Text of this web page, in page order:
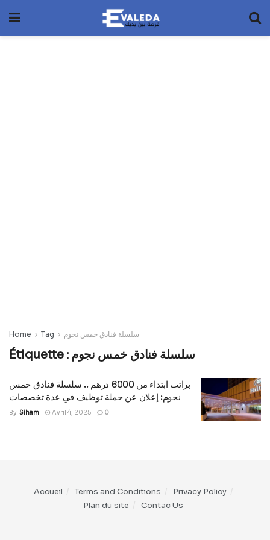
Home Tag سلسلة فنادق خمس نجوم
Étiquette : سلسلة فنادق خمس نجوم
براتب ابتداء من 6000 درهم .. سلسلة فنادق خمس
نجوم: إعلان عن حملة توظيف في عدة تخصصات
By Siham Avril 4, 2025 0
Accueil Terms and Conditions
Privacy Policy
Plan du site
Contac Us